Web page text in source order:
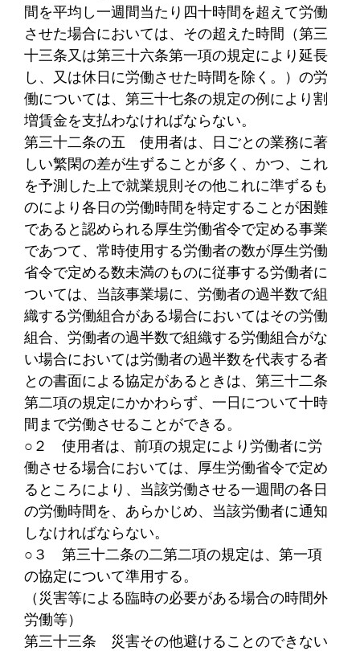
間を平均し一週間当たり四十時間を超えて労働
させた場合においては、その超えた時間（第三
十三条又は第三十六条第一項の規定により延長
し、又は休日に労働させた時間を除く。）の労
働については、第三十七条の規定の例により割
増賃金を支払わなければならない。
第三十二条の五 使用者は、日ごとの業務に著
しい繁閑の差が生ずることが多く、かつ、これ
を予測した上で就業規則その他これに準ずるも
のにより各日の労働時間を特定することが困難
であると認められる厚生労働省令で定める事業
であつて、常時使用する労働者の数が厚生労働
省令で定める数未満のものに従事する労働者に
ついては、当該事業場に、労働者の過半数で組
織する労働組合がある場合においてはその労働
組合、労働者の過半数で組織する労働組合がな
い場合においては労働者の過半数を代表する者
との書面による協定があるときは、第三十二条
第二項の規定にかかわらず、一日について十時
間まで労働させることができる。
○２ 使用者は、前項の規定により労働者に労
働させる場合においては、厚生労働省令で定め
るところにより、当該労働させる一週間の各日
の労働時間を、あらかじめ、当該労働者に通知
しなければならない。
○３ 第三十二条の二第二項の規定は、第一項
の協定について準用する。
（災害等による臨時の必要がある場合の時間外
労働等）
第三十三条 災害その他避けることのできない